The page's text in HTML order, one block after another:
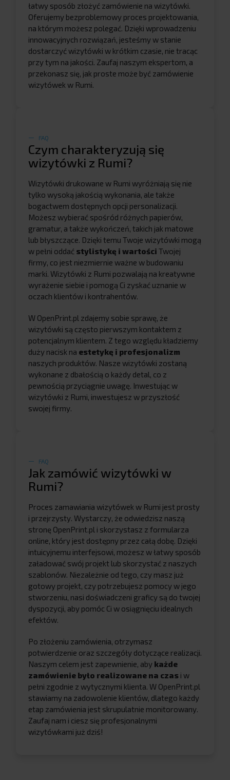
łatwy sposób złożyć zamówienie na wizytówki.
Oferujemy bezproblemowy proces projektowania,
na którym możesz polegać. Dzięki wprowadzeniu
innowacyjnych rozwiązań, jesteśmy w stanie
dostarczyć wizytówki w krótkim czasie, nie tracąc
przy tym na jakości. Zaufaj naszym ekspertom, a
przekonasz się, jak proste może być zamówienie
wizytówek w Rumi.
FAQ
Czym charakteryzują się
wizytówki z Rumi?
Wizytówki drukowane w Rumi wyróżniają się nie
tylko wysoką jakością wykonania, ale także
bogactwem dostępnych opcji personalizacji.
Możesz wybierać spośród różnych papierów,
gramatur, a także wykończeń, takich jak matowe
lub błyszczące. Dzięki temu Twoje wizytówki mogą
w pełni oddać stylistykę i wartości Twojej
firmy, co jest niezmiernie ważne w budowaniu
marki. Wizytówki z Rumi pozwalają na kreatywne
wyrażenie siebie i pomogą Ci zyskać uznanie w
oczach klientów i kontrahentów.
W OpenPrint.pl zdajemy sobie sprawę, że
wizytówki są często pierwszym kontaktem z
potencjalnym klientem. Z tego względu kładziemy
duży nacisk na estetykę i profesjonalizm
naszych produktów. Nasze wizytówki zostaną
wykonane z dbałością o każdy detal, co z
pewnością przyciągnie uwagę. Inwestując w
wizytówki z Rumi, inwestujesz w przyszłość
swojej firmy.
FAQ
Jak zamówić wizytówki w
Rumi?
Proces zamawiania wizytówek w Rumi jest prosty
i przejrzysty. Wystarczy, że odwiedzisz naszą
stronę OpenPrint.pl i skorzystasz z formularza
online, który jest dostępny przez całą dobę. Dzięki
intuicyjnemu interfejsowi, możesz w łatwy sposób
załadować swój projekt lub skorzystać z naszych
szablonów. Niezależnie od tego, czy masz już
gotowy projekt, czy potrzebujesz pomocy w jego
stworzeniu, nasi doświadczeni graficy są do twojej
dyspozycji, aby pomóc Ci w osiągnięciu idealnych
efektów.
Po złożeniu zamówienia, otrzymasz
potwierdzenie oraz szczegóły dotyczące realizacji.
Naszym celem jest zapewnienie, aby każde
zamówienie było realizowane na czas i w
pełni zgodnie z wytycznymi klienta. W OpenPrint.pl
stawiamy na zadowolenie klientów, dlatego każdy
etap zamówienia jest skrupulatnie monitorowany.
Zaufaj nam i ciesz się profesjonalnymi
wizytówkami już dziś!